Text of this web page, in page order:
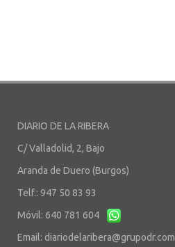
DIARIO DE LA RIBERA
C/ Valladolid, 2, Bajo
Aranda de Duero (Burgos)
Telf.: 947 50 83 93
Móvil: 640 781 604
Email: diariodelaribera@grupodr.com